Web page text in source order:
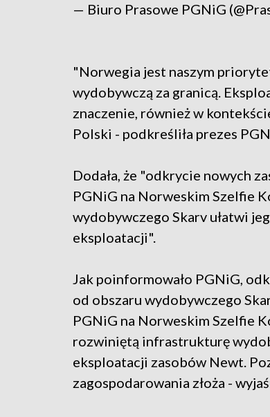
— Biuro Prasowe PGNiG
"Norwegia jest naszym
wydobywczą za granicą.
znaczenie, również w
Polski - podkreśliła prezes
Dodała, że "odkrycie nowych
PGNiG na Norweskim Szelfie
wydobywczego Skarv ułatwi
eksploatacji".
Jak poinformowało PGNiG,
od obszaru wydobywczego
PGNiG na Norweskim Szelfie
rozwiniętą infrastrukturę
eksploatacji zasobów Newt.
zagospodarowania złoża -